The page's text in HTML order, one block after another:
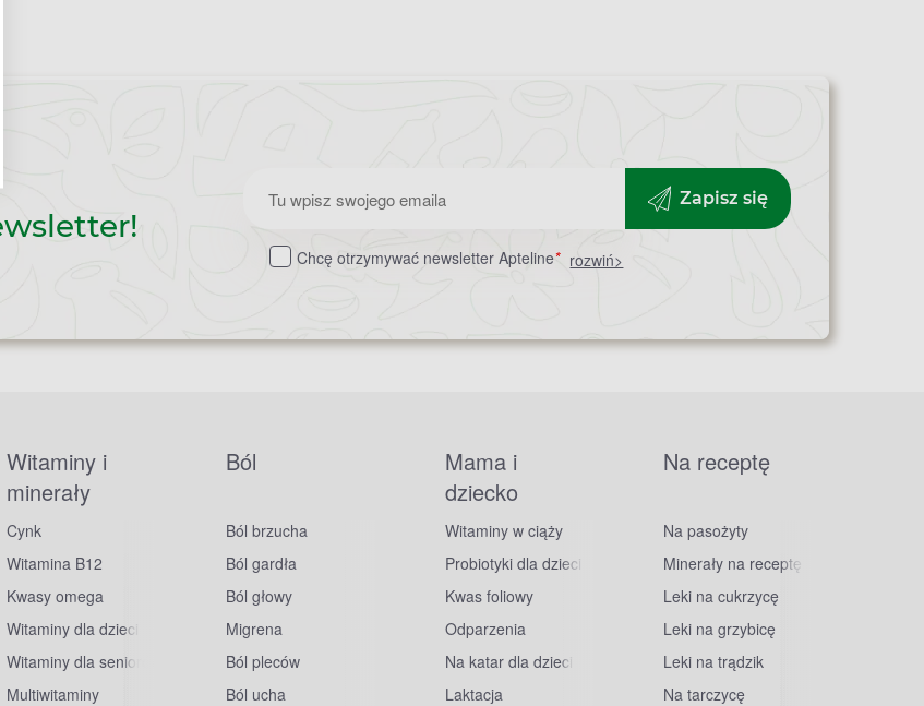
Zapisz
do
Zapisz się
Chcę otrzymywać newsletter Apteline* rozwiń>
Witaminy i
minerały
Cynk
Witamina B12
Kwasy omega
Witaminy dla dzieci
Witaminy dla seniorów
Multiwitaminy
Ból
Ból brzucha
Ból gardła
Ból głowy
Migrena
Ból pleców
Ból ucha
Mama i
dziecko
Witaminy w ciąży
Probiotyki dla dzieci
Kwas foliowy
Odparzenia
Na katar dla dzieci
Laktacja
Na receptę
Na pasożyty
Minerały na receptę
Leki na cukrzycę
Leki na grzybicę
Leki na trądzik
Na tarczycę